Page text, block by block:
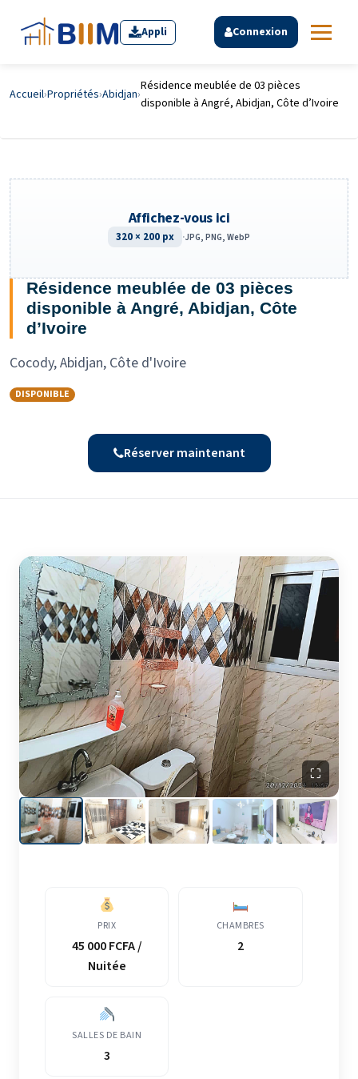
Appli Connexion
Accueil›Propriétés›Abidjan›
Résidence meublée de 03 pièces
disponible à Angré, Abidjan, Côte d’Ivoire
Résidence meublée de 03 pièces
disponible à Angré, Abidjan, Côte
d’Ivoire
Cocody, Abidjan, Côte d'Ivoire
DISPONIBLE
Réserver maintenant
Affichez-vous ici
320 × 200 px ·JPG, PNG, WebP
⛶
PRIX
45 000 FCFA /
Nuitée
CHAMBRES
2
SALLES DE BAIN
3